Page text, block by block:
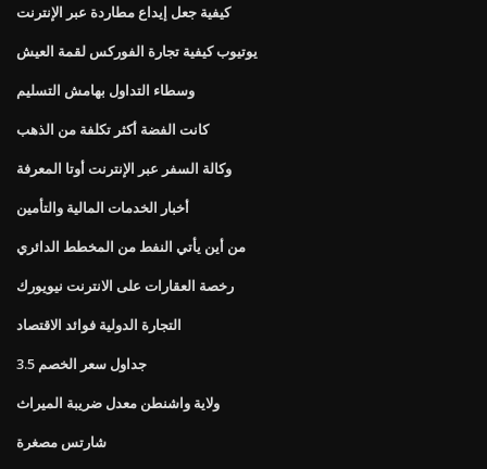
كيفية جعل إيداع مطاردة عبر الإنترنت
يوتيوب كيفية تجارة الفوركس لقمة العيش
وسطاء التداول بهامش التسليم
كانت الفضة أكثر تكلفة من الذهب
وكالة السفر عبر الإنترنت أوتا المعرفة
أخبار الخدمات المالية والتأمين
من أين يأتي النفط من المخطط الدائري
رخصة العقارات على الانترنت نيويورك
التجارة الدولية فوائد الاقتصاد
جداول سعر الخصم 3.5
ولاية واشنطن معدل ضريبة الميراث
شارتس مصغرة